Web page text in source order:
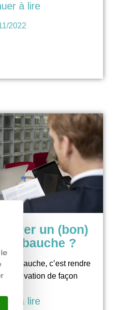
à lire
2022
un (bon)
?
c’est rendre
motivation de façon
à lire